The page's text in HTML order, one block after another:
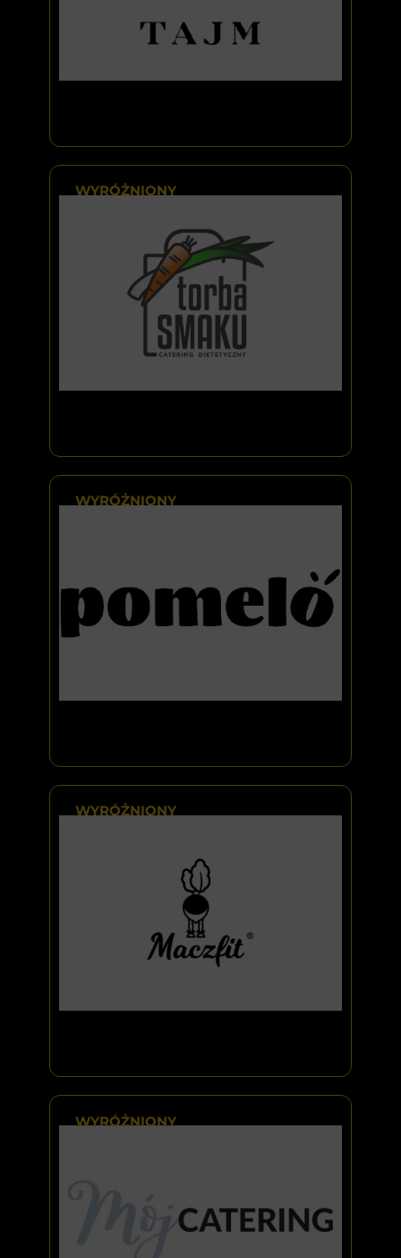
WYRÓŻNIONY
WYRÓŻNIONY
WYRÓŻNIONY
WYRÓŻNIONY